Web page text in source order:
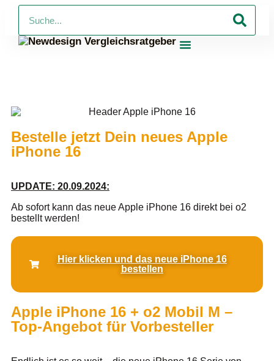
Bestelle jetzt Dein neues Apple
iPhone 16
UPDATE: 20.09.2024:
Ab sofort kann das neue Apple iPhone 16 direkt bei o2
bestellt werden!
Hier klicken und das neue iPhone 16
bestellen
Apple iPhone 16 + o2 Mobil M –
Top-Angebot für Vorbesteller